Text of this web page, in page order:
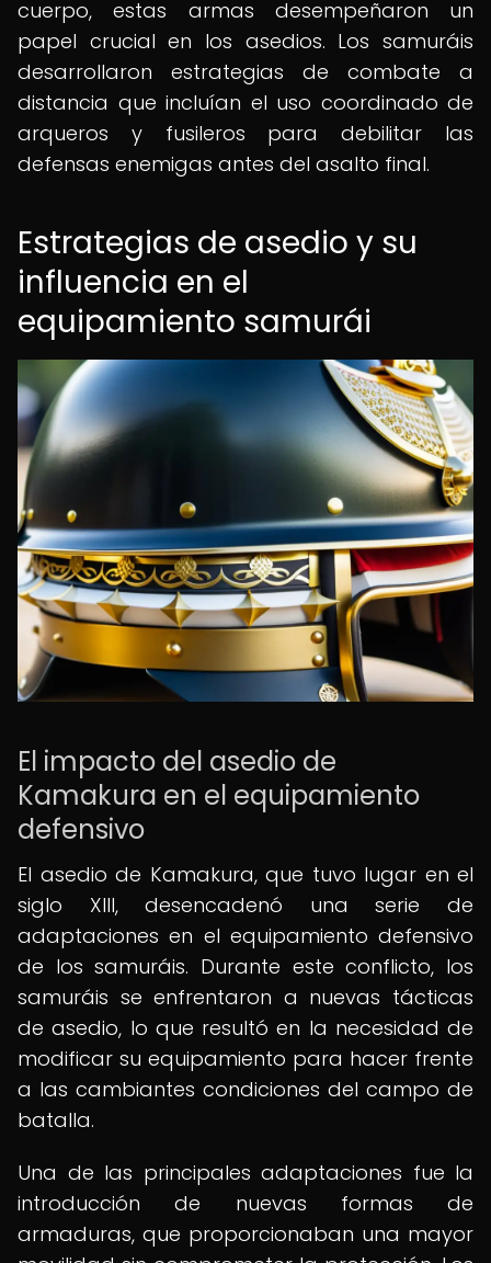
cuerpo, estas armas desempeñaron un
papel crucial en los asedios. Los samuráis
desarrollaron estrategias de combate a
distancia que incluían el uso coordinado de
arqueros y fusileros para debilitar las
defensas enemigas antes del asalto final.
Estrategias de asedio y su
influencia en el
equipamiento samurái
El impacto del asedio de
Kamakura en el equipamiento
defensivo
El asedio de Kamakura, que tuvo lugar en el
siglo XIII, desencadenó una serie de
adaptaciones en el equipamiento defensivo
de los samuráis. Durante este conflicto, los
samuráis se enfrentaron a nuevas tácticas
de asedio, lo que resultó en la necesidad de
modificar su equipamiento para hacer frente
a las cambiantes condiciones del campo de
batalla.
Una de las principales adaptaciones fue la
introducción de nuevas formas de
armaduras, que proporcionaban una mayor